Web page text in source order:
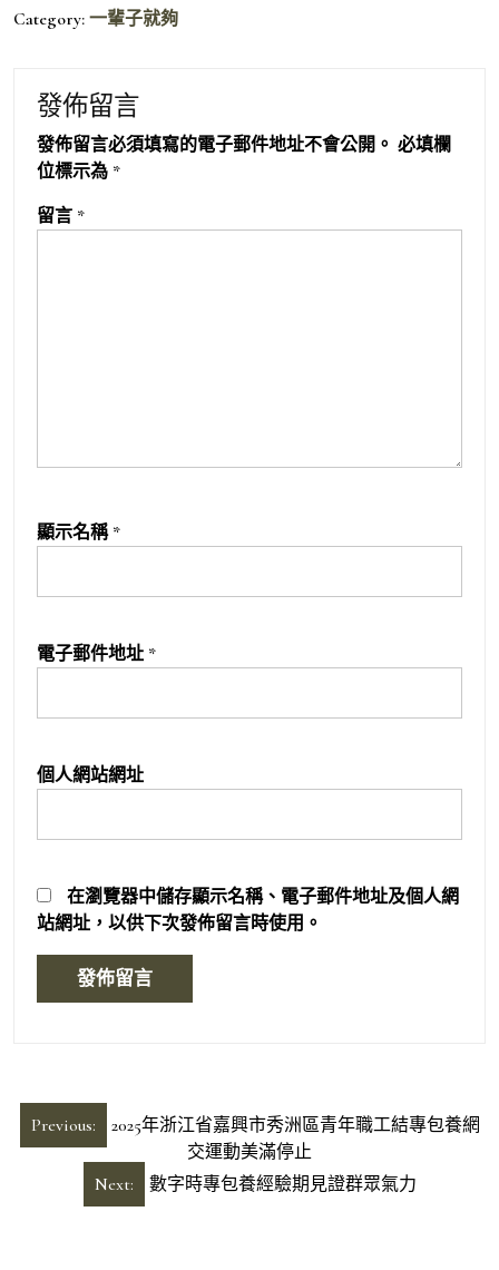
Category: 一輩子就夠
發佈留言
發佈留言必須填寫的電子郵件地址不會公開。 必填欄
位標示為 *
留言 *
顯示名稱 *
電子郵件地址 *
個人網站網址
在瀏覽器中儲存顯示名稱、電子郵件地址及個人網
站網址，以供下次發佈留言時使用。
文
章
Previous:
2025年浙江省嘉興市秀洲區青年職工結專包養網
交運動美滿停止
Next:
數字時專包養經驗期見證群眾氣力